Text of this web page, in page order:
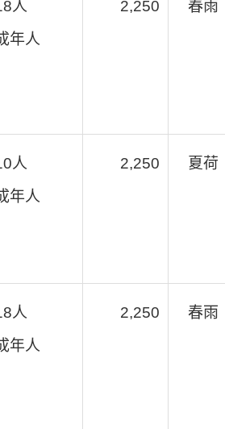
人
年人
2,250 春雨
人
年人
2,250 夏荷
人
年人
2,250 春雨